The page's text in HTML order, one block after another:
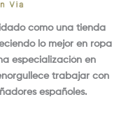
como una tienda
lo mejor en ropa
especialización en
trabajar con
españoles.